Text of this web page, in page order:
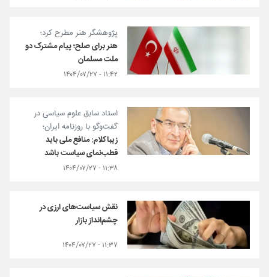
پژوهشگر هنر مطرح کرد؛
هنر برای صلح؛ پیام مشترک دو
ملت مسلمان
۱۱:۴۲ - ۱۴۰۴/۰۷/۲۷
استاد سابق علوم سیاسی در
گفت‌وگو با روزنامه ایران؛
زیباکلام: منافع ملی باید
قطب‌نمای سیاست باشد
۱۱:۳۸ - ۱۴۰۴/۰۷/۲۷
نقش سیاست‌های ارزی در
چشم‌انداز بازار
۱۱:۳۷ - ۱۴۰۴/۰۷/۲۷